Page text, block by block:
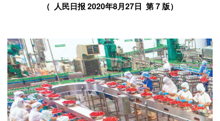
（ 人民日报 2020年8月27日 第 7 版）